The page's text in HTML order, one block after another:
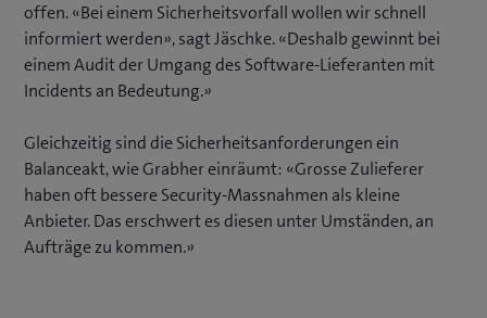
offen. «Bei einem Sicherheitsvorfall wollen wir schnell
informiert werden», sagt Jäschke. «Deshalb gewinnt bei
einem Audit der Umgang des Software-Lieferanten mit
Incidents an Bedeutung.»
Gleichzeitig sind die Sicherheitsanforderungen ein
Balanceakt, wie Grabher einräumt: «Grosse Zulieferer
haben oft bessere Security-Massnahmen als kleine
Anbieter. Das erschwert es diesen unter Umständen, an
Aufträge zu kommen.»